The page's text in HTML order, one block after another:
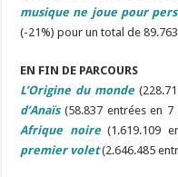
musique ne joue pour
(-21%) pour un total de
EN FIN DE PARCOURS
L’Origine du monde
d’Anaïs (58.837 entrées en 7
Afrique noire (1.619.109
premier volet (2.646.485